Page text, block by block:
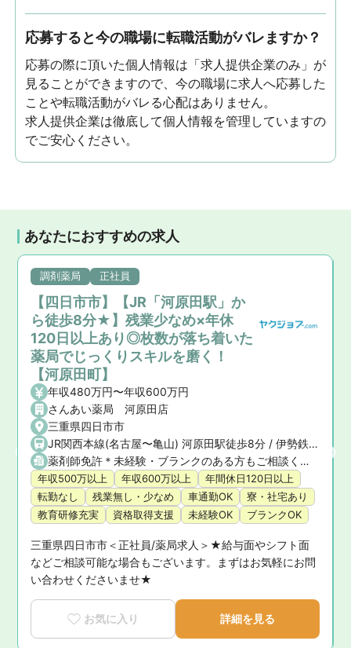
応募すると今の職場に転職活動がバレますか？
応募の際に頂いた個人情報は「求人提供企業のみ」が
見ることができますので、今の職場に求人へ応募した
ことや転職活動がバレる心配はありません。
求人提供企業は徹底して個人情報を管理していますの
でご安心ください。
あなたにおすすめの求人
調剤薬局 正社員
【四日市市】【JR「河原田駅」か
ら徒歩8分★】残業少なめ×年休
120日以上あり◎枚数が落ち着いた
薬局でじっくりスキルを磨く！
【河原田町】
年収480万円〜年収600万円
さんあい薬局 河原田店
三重県四日市市
JR関西本線(名古屋〜亀山) 河原田駅徒歩8分 / 伊勢鉄道伊勢線 河原田駅徒歩8分
薬剤師免許＊未経験・ブランクのある方もご相談ください
年収500万以上 年収600万以上
年間休日120日以上
転勤なし
残業無し・少なめ 車通勤OK
寮・社宅あり
教育研修充実
資格取得支援 未経験OK ブランクOK
三重県四日市市＜正社員/薬局求人＞★給与面やシフト面
などご相談可能な場合もございます。まずはお気軽にお問
い合わせくださいませ★
お気に入り 詳細を見る